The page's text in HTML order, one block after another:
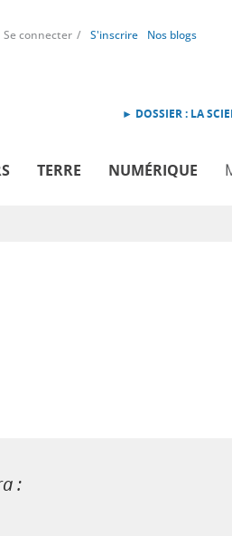
Se connecter S'inscrire Nos blogs
► DOSSIER : LA
TERRE NUMÉRIQUE
: